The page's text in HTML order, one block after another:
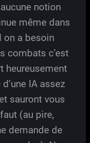
notion
même dans
on a besoin
combats c’est
heureusement
IA assez
sauront vous
(au pire,
demande de